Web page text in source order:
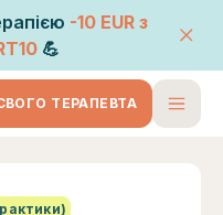
-10 EURз
💪
ТЕРАПЕВТА